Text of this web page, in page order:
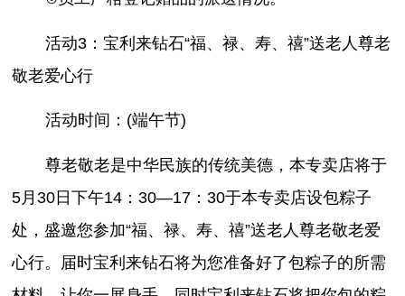
活动3：宝利来钻石“福、禄、寿、禧”送老人尊老
敬老爱心行
活动时间：(端午节)
尊老敬老是中华民族的传统美德，本专卖店将于
5月30日下午14：30—17：30于本专卖店设包粽子
处，盛邀您参加“福、禄、寿、禧”送老人尊老敬老爱
心行。届时宝利来钻石将为您准备好了包粽子的所需